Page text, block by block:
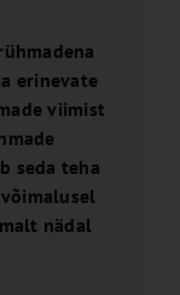
erinevate
viimist
seda teha
nädal